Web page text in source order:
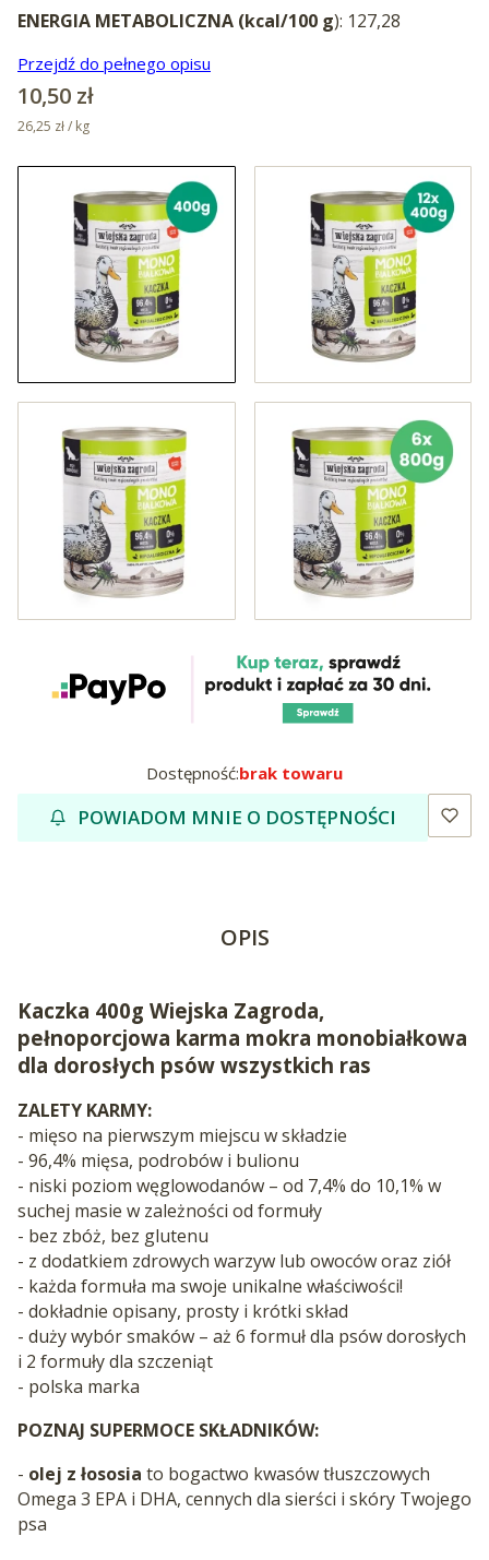
ENERGIA METABOLICZNA (kcal/100 g): 127,28
Przejdź do pełnego opisu
Cena
10,50 zł
26,25 zł / kg
Dostępność:brak towaru
POWIADOM MNIE O DOSTĘPNOŚCI
OPIS
Kaczka 400g Wiejska Zagroda,
pełnoporcjowa karma mokra monobiałkowa
dla dorosłych psów wszystkich ras
ZALETY KARMY:
- mięso na pierwszym miejscu w składzie
- 96,4% mięsa, podrobów i bulionu
- niski poziom węglowodanów – od 7,4% do 10,1% w
suchej masie w zależności od formuły
- bez zbóż, bez glutenu
- z dodatkiem zdrowych warzyw lub owoców oraz ziół
- każda formuła ma swoje unikalne właściwości!
- dokładnie opisany, prosty i krótki skład
- duży wybór smaków – aż 6 formuł dla psów dorosłych
i 2 formuły dla szczeniąt
- polska marka
POZNAJ SUPERMOCE SKŁADNIKÓW:
- olej z łososia to bogactwo kwasów tłuszczowych
Omega 3 EPA i DHA, cennych dla sierści i skóry Twojego
psa